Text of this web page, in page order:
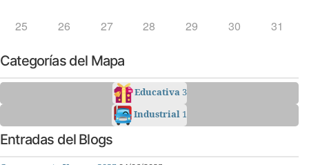
25 26 27 28 29 30 31
Categorías del Mapa
Educativa3
Industrial 1
Entradas del Blogs